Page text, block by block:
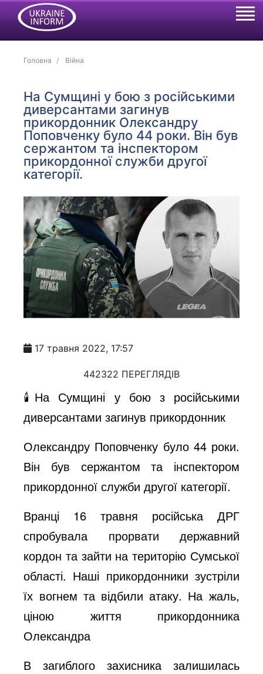
Головна Війна
На Сумщині у бою з російськими
диверсантами загинув
прикордонник Олександру
Поповченку було 44 роки. Він був
сержантом та інспектором
прикордонної служби другої
категорії.
17 травня 2022, 17:57
442322 ПЕРЕГЛЯДІВ
🕯На Сумщині у бою з російськими
диверсантами загинув прикордонник
Олександру Поповченку було 44 роки.
Він був сержантом та інспектором
прикордонної служби другої категорії.
Вранці 16 травня російська ДРГ
спробувала прорвати державний
кордон та зайти на територію Сумської
області. Наші прикордонники зустріли
їх вогнем та відбили атаку. На жаль,
ціною життя прикордонника
Олександра
В загиблого захисника залишилась